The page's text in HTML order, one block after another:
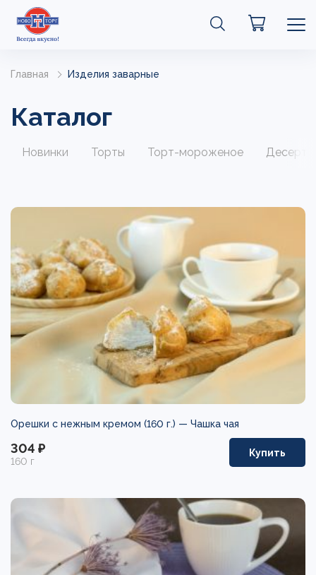
Главная Изделия заварные
Каталог
Новинки Торты Торт-мороженое Десерты
Орешки с нежным кремом (160 г.) — Чашка чая
304 ₽
160 г
Купить